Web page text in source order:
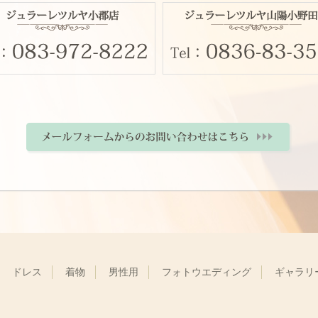
ドレス 着物 男性用 フォトウエディング ギャラリ